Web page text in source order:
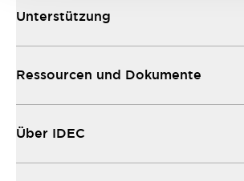
Unterstützung
Ressourcen und Dokumente
Über IDEC